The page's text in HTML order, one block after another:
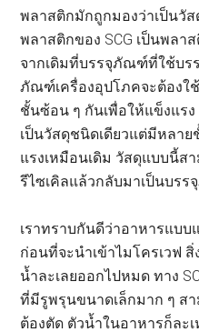
พลาสติกมักถูกมองว่าเป็นวั
พลาสติกของ SCG เป็นพลา
จากเดิมที่บรรจุภัณฑ์ที่ใช้บ
ภัณฑ์เครื่องอุปโภคจะต้องใ
ชั้นซ้อน ๆ กันเพื่อให้แข็งแรง
เป็นวัสดุชนิดเดียวแต่มีหลา
แรงเหมือนเดิม วัสดุแบบนี้ส
รีไซเคิลแล้วกลับมาเป็นบร
เราทราบกันดีว่าอาหารแบ
ก่อนที่จะนำเข้าไมโครเวฟ
น้ำละเลยออกไปหมด ทาง
ที่มีรูพรุนขนาดเล็กมาก ๆ สา
ต้องตัด ตัวน้ำในอาหารก็ละ